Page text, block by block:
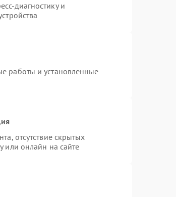
диагностику и
работы и установленные
отсутствие скрытых
или онлайн на сайте